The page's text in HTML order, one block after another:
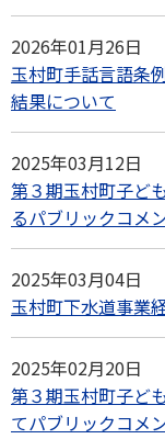
2026年01月26日
玉村町手話言語条
結果について
2025年03月12日
第３期玉村町子ど
るパブリックコメ
2025年03月04日
玉村町下水道事業
2025年02月20日
第３期玉村町子ど
てパブリックコメ